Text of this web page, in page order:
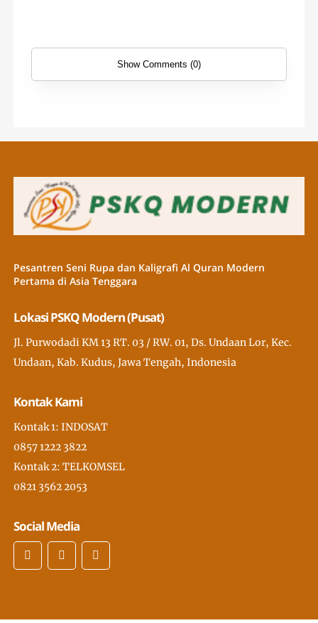
Show Comments (0)
Pesantren Seni Rupa dan Kaligrafi Al Quran Modern
Pertama di Asia Tenggara
Lokasi PSKQ Modern (Pusat)
Jl. Purwodadi KM 13 RT. 03 / RW. 01, Ds. Undaan Lor, Kec.
Undaan, Kab. Kudus, Jawa Tengah, Indonesia
Kontak Kami
Kontak 1: INDOSAT
0857 1222 3822
Kontak 2: TELKOMSEL
0821 3562 2053
Social Media